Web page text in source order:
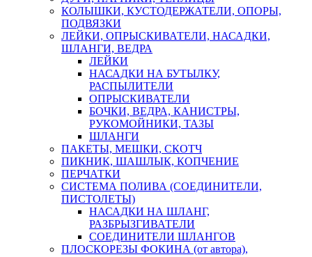
КОЛЫШКИ, КУСТОДЕРЖАТЕЛИ, ОПОРЫ,
ПОДВЯЗКИ
ЛЕЙКИ, ОПРЫСКИВАТЕЛИ, НАСАДКИ,
ШЛАНГИ, ВЕДРА
ЛЕЙКИ
НАСАДКИ НА БУТЫЛКУ,
РАСПЫЛИТЕЛИ
ОПРЫСКИВАТЕЛИ
БОЧКИ, ВЕДРА, КАНИСТРЫ,
РУКОМОЙНИКИ, ТАЗЫ
ШЛАНГИ
ПАКЕТЫ, МЕШКИ, СКОТЧ
ПИКНИК, ШАШЛЫК, КОПЧЕНИЕ
ПЕРЧАТКИ
СИСТЕМА ПОЛИВА (СОЕДИНИТЕЛИ,
ПИСТОЛЕТЫ)
НАСАДКИ НА ШЛАНГ,
РАЗБРЫЗГИВАТЕЛИ
СОЕДИНИТЕЛИ ШЛАНГОВ
ПЛОСКОРЕЗЫ ФОКИНА (от автора),